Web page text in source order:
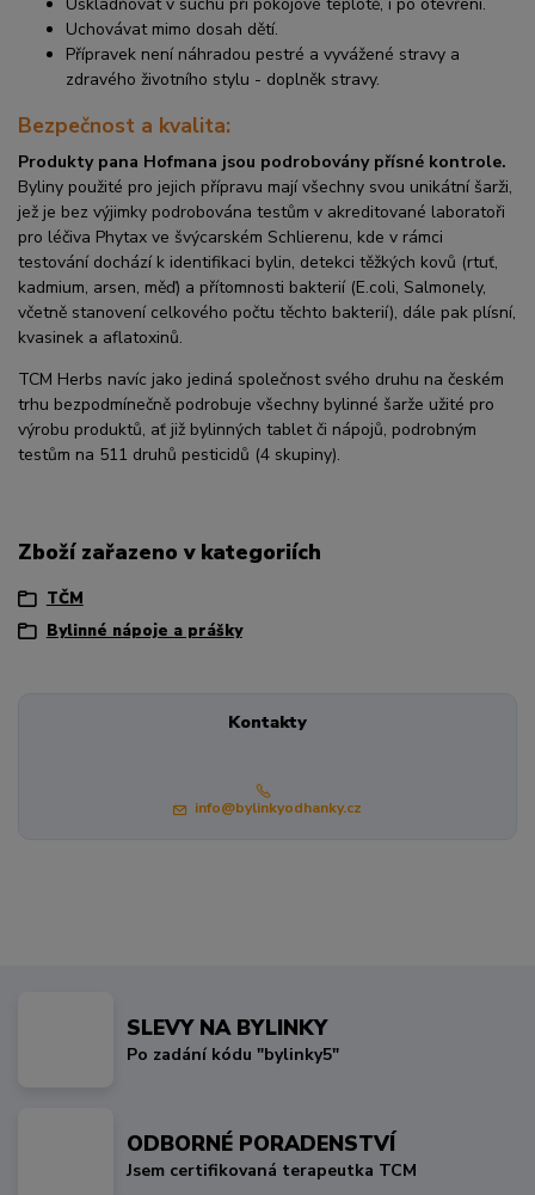
Uchovávat mimo dosah dětí.
Přípravek není náhradou pestré a vyvážené stravy a
zdravého životního stylu - doplněk stravy.
Bezpečnost a kvalita:
Produkty pana Hofmana jsou podrobovány přísné kontrole.
Byliny použité pro jejich přípravu mají všechny svou unikátní šarži,
jež je bez výjimky podrobována testům v akreditované laboratoři
pro léčiva Phytax ve švýcarském Schlierenu, kde v rámci
testování dochází k identifikaci bylin, detekci těžkých kovů (rtuť,
kadmium, arsen, měď) a přítomnosti bakterií (E.coli, Salmonely,
včetně stanovení celkového počtu těchto bakterií), dále pak plísní,
kvasinek a aflatoxinů.
TCM Herbs navíc jako jediná společnost svého druhu na českém
trhu bezpodmínečně podrobuje všechny bylinné šarže užité pro
výrobu produktů, ať již bylinných tablet či nápojů, podrobným
testům na 511 druhů pesticidů (4 skupiny).
Zboží zařazeno v kategoriích
TČM
Bylinné nápoje a prášky
Kontakty
info@bylinkyodhanky.cz
SLEVY NA BYLINKY
Po zadání kódu "bylinky5"
ODBORNÉ PORADENSTVÍ
Jsem certifikovaná terapeutka TCM